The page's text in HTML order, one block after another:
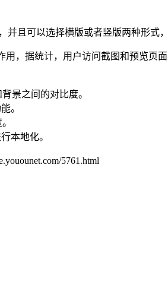
且可以选择横版或者竖版两种形式
，据统计，用户访问截图和预览页
景之间的对比度。
。
本地化。
5761.html